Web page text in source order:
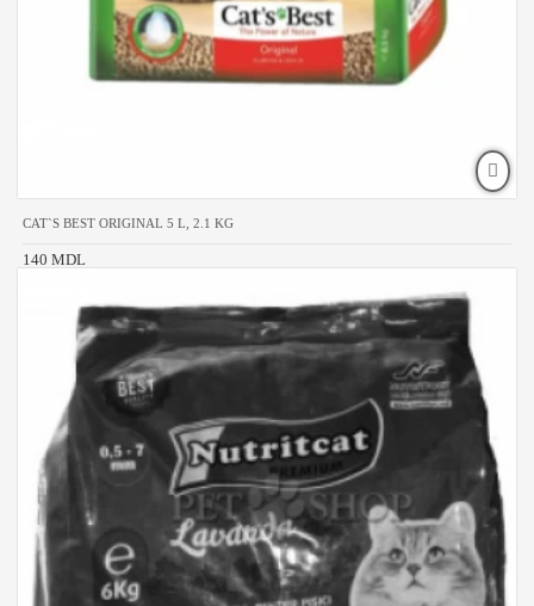
CAT`S BEST ORIGINAL 5 L, 2.1 KG
140 MDL